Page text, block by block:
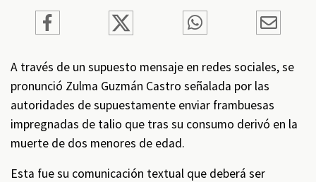
A través de un supuesto mensaje en redes sociales, se
pronunció Zulma Guzmán Castro señalada por las
autoridades de supuestamente enviar frambuesas
impregnadas de talio que tras su consumo derivó en la
muerte de dos menores de edad.
Esta fue su comunicación textual que deberá ser